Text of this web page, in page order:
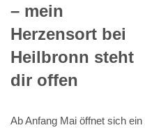
– mein
Herzensort bei
Heilbronn steht
dir offen
Ab Anfang Mai öffnet sich ein